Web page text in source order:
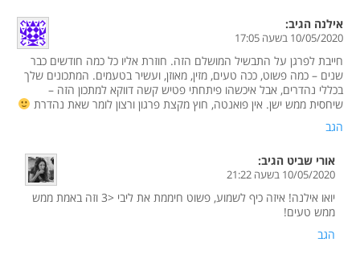
אילנה הגיב:
10/05/2020 בשעה 17:05
חייבת לפרגן על התבשיל המושלם הזה. חוזרת אליו כל כמה חודשים כבר
שנים – כמה פשוט, ככה טעים, מזין, מאוזן, ועשיר בטעמים. המתכונים שלך
בכללי נהדרים, אבל איכשהו פיתחתי פטיש קשה דווקא למתכון הזה –
שיחסית ממש ישן. אין פואנטה, חוץ מקצת פרגון ורצון לומר שאת נהדרת
הגב
אורי שביט הגיב:
10/05/2020 בשעה 21:22
יואו אילנה! איזה כיף לשמוע, פשוט חיממת את ליבי <3 וזה באמת ממש
ממש טעים!
הגב